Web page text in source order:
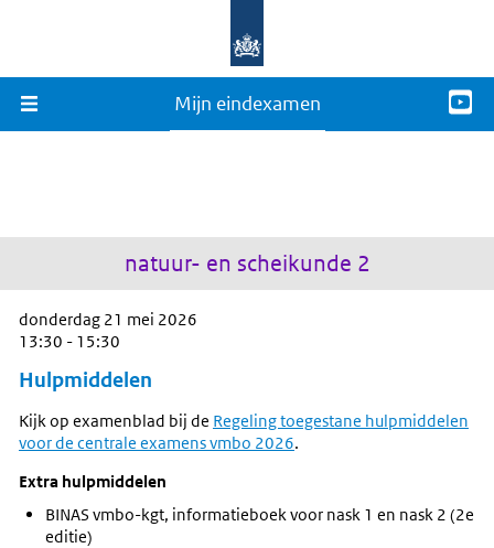
Mijn eindexamen
natuur- en scheikunde 2
donderdag 21 mei 2026
13:30 - 15:30
Hulpmiddelen
Kijk op examenblad bij de Regeling toegestane hulpmiddelen
voor de centrale examens vmbo 2026.
Extra hulpmiddelen
BINAS vmbo-kgt, informatieboek voor nask 1 en nask 2 (2e
editie)